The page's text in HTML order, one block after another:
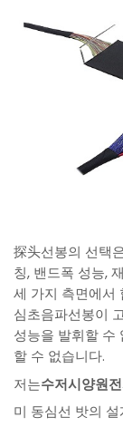
探头선봉의 선택
칭, 밴드폭 성능,
세 가지 측면에서
심초음파선봉이
성능을 발휘할 수
할 수 없습니다.
저는수저시양원
미 동심선 밧의